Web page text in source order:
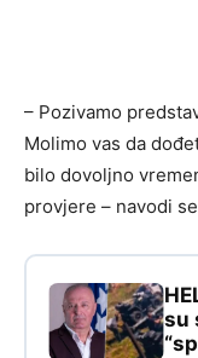
– Pozivamo
Molimo vas da
bilo dovoljno
provjere – navodi
su